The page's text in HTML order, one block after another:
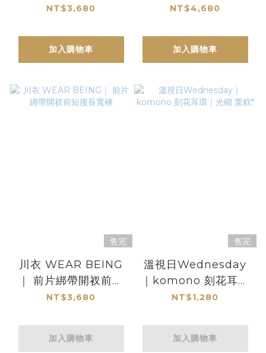
｜深色水洗丹寧藍
NT$3,680
加入購物車
袖襯衫｜米色
NT$4,680
加入購物車
售完
川衣 WEAR BEING
｜ 前片綁帶開衩前短
後長寬褲
NT$3,680
加入購物車
售完
溫視日Wednesday
｜komono 刻花耳環
｜光砌 栗糕*
NT$1,280
加入購物車